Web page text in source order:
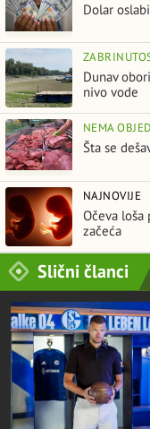
Dolar
Dunav
nivo vode
NEMA
Šta se
NAJNOVIJE
Očeva
začeća
Slični članci